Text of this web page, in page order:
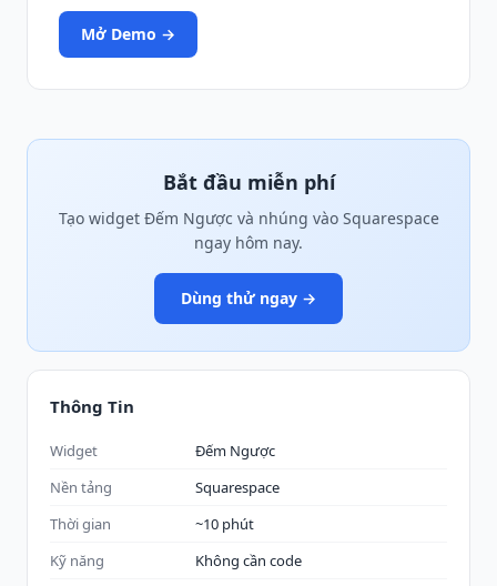
Mở Demo →
Bắt đầu miễn phí
Tạo widget Đếm Ngược và nhúng vào Squarespace
ngay hôm nay.
Dùng thử ngay →
Thông Tin
Widget
Đếm Ngược
Nền tảng
Squarespace
Thời gian
~10 phút
Kỹ năng
Không cần code